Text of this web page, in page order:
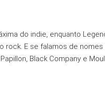
do indie, enquanto
rock. E se falamos de
Black Company e